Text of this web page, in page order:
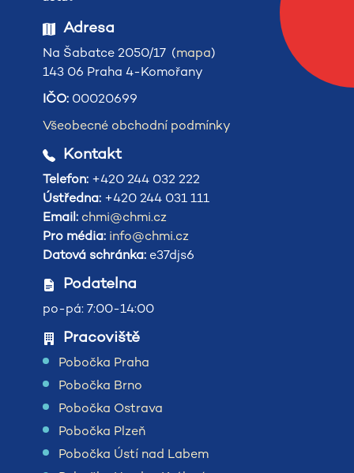
Adresa
Na Šabatce 2050/17 (mapa)
143 06 Praha 4-Komořany
IČO: 00020699
Všeobecné obchodní podmínky
Kontakt
Telefon: +420 244 032 222
Ústředna: +420 244 031 111
Email: chmi@chmi.cz
Pro média: info@chmi.cz
Datová schránka: e37djs6
Podatelna
po-pá: 7:00-14:00
Pracoviště
Pobočka Praha
Pobočka Brno
Pobočka Ostrava
Pobočka Plzeň
Pobočka Ústí nad Labem